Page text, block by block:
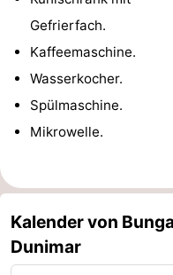
Parken
Reisebuchshop
Adressen
Region
-
Natur
Schoorlse
-
Bergen
-
Gefrierfach.
Kaffeemaschine.
Wasserkocher.
Spülmaschine.
Mikrowelle.
Kalender von
Dunimar